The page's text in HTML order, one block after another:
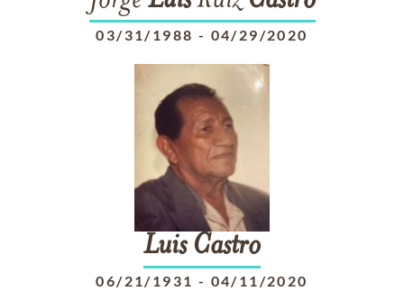
03/31/1988 - 04/29/2020
Luis Castro
06/21/1931 - 04/11/2020